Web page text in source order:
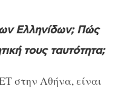
Ελληνίδων; Πώς
τους ταυτότητα;
στην Αθήνα, είναι